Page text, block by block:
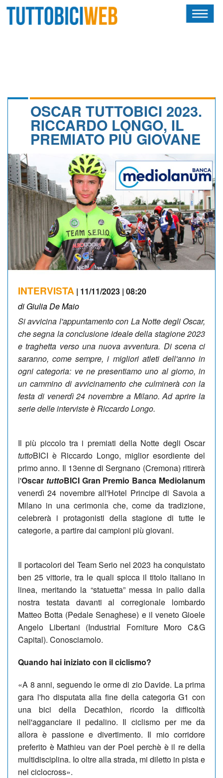
CALENDARIO
ALBI D'ORO
NEWSLETTER
OSCAR TUTTOBICI 2023.
RICCARDO LONGO, IL
PREMIATO PIÙ GIOVANE
INTERVISTA | 11/11/2023 | 08:20
di Giulia De Maio
Si avvicina l'appuntamento con La Notte degli Oscar,
che segna la conclusione ideale della stagione 2023
e traghetta verso una nuova avventura. Di scena ci
saranno, come sempre, i migliori atleti dell'anno in
ogni categoria: ve ne presentiamo uno al giorno, in
un cammino di avvicinamento che culminerà con la
festa di venerdì 24 novembre a Milano. Ad aprire la
serie delle interviste è Riccardo Longo.
Il più piccolo tra i premiati della Notte degli Oscar
tuttoBICI è Riccardo Longo, miglior esordiente del
primo anno. Il 13enne di Sergnano (Cremona) ritirerà
l'Oscar tuttoBICI Gran Premio Banca Mediolanum
venerdì 24 novembre all'Hotel Principe di Savoia a
Milano in una cerimonia che, come da tradizione,
celebrerà i protagonisti della stagione di tutte le
categorie, a partire dai campioni più giovani.
Il portacolori del Team Serio nel 2023 ha conquistato
ben 25 vittorie, tra le quali spicca il titolo italiano in
linea, meritando la “statuetta” messa in palio dalla
nostra testata davanti al corregionale lombardo
Matteo Botta (Pedale Senaghese) e il veneto Gioele
Angelo Libertani (Industrial Forniture Moro C&G
Capital). Conosciamolo.
Quando hai iniziato con il ciclismo?
«A 8 anni, seguendo le orme di zio Davide. La prima
gara l'ho disputata alla fine della categoria G1 con
una bici della Decathlon, ricordo la difficoltà
nell'agganciare il pedalino. Il ciclismo per me da
allora è passione e divertimento. Il mio corridore
preferito è Mathieu van der Poel perchè è il re della
multidisciplina. Io oltre alla strada, mi diletto in pista e
nel ciclocross».